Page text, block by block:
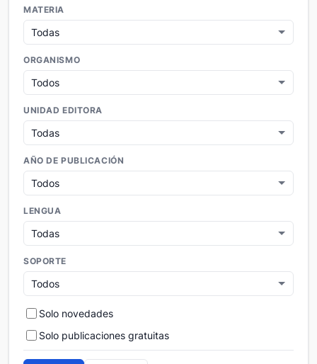
MATERIA
ORGANISMO
UNIDAD EDITORA
AÑO DE PUBLICACIÓN
LENGUA
SOPORTE
Solo novedades
Solo publicaciones gratuitas